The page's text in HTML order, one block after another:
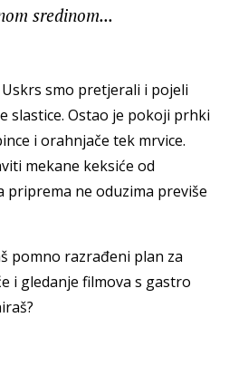
sredinom...
smo pretjerali i pojeli
slastice. Ostao je pokoji prhki
i orahnjače tek mrvice.
mekane keksiće od
priprema ne oduzima previše
pomno razrađeni plan za
i gledanje filmova s gastro